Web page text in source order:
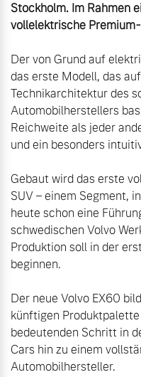
Stockholm. Im Rahmen
vollelektrische
Der von Grund auf
das erste Modell, das
Technikarchitektur des
Automobilherstellers
Reichweite als jeder
und ein besonders
Gebaut wird das erste
SUV – einem Segment,
heute schon eine
schwedischen Volvo
Produktion soll in der
beginnen.
Der neue Volvo EX60
künftigen
bedeutenden Schritt in
Cars hin zu einem
Automobilhersteller.